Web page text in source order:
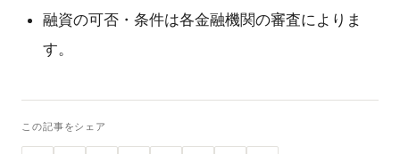
融資の可否・条件は各金融機関の審査によりま
す。
この記事をシェア